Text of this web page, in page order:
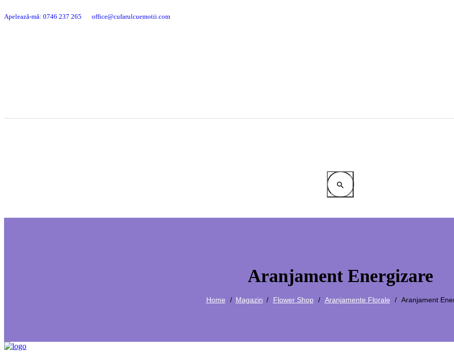
Apelează-mă: 0746 237 265 office@cufarulcuemotii.com
Aranjament Energizare
Home Magazin Flower Shop Aranjamente Florale Aranjament